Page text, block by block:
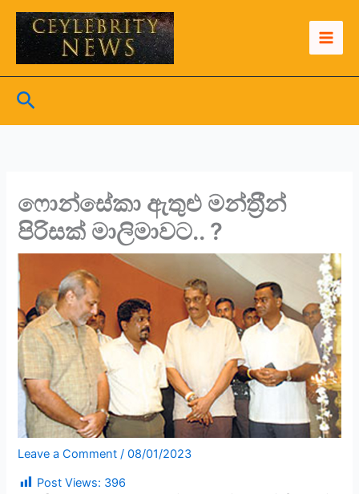
Skip
content
Search
ෆොන්සේකා ඇතුළු මන්ත‍්‍රීන්
පිරිසක් මාලිමාවට.. ?
Leave a Comment /08/01/2023
Post Views: 396